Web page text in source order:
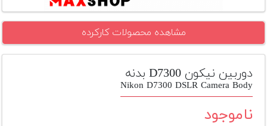
پلاس
افزودن
محصول
دست
دوم
مشاهده محصولات کارکرده
دوربین نیکون D7300 بدنه
Nikon D7300 DSLR Camera Body
ناموجود